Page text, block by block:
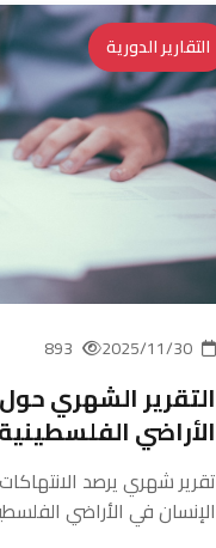
التقارير الدورية
التقرير الشهري
الأراضي الفلسطينية
تقرير شهري يرصد
الإنسان في الأراضي